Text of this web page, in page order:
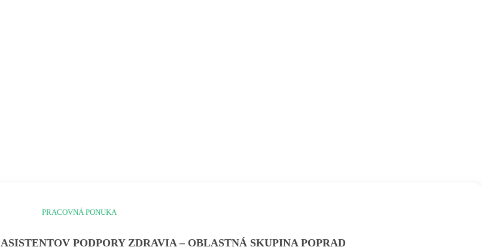
PRACOVNÁ PONUKA
PODPORY ZDRAVIA – OBLASTNÁ SKUPINA POPRAD